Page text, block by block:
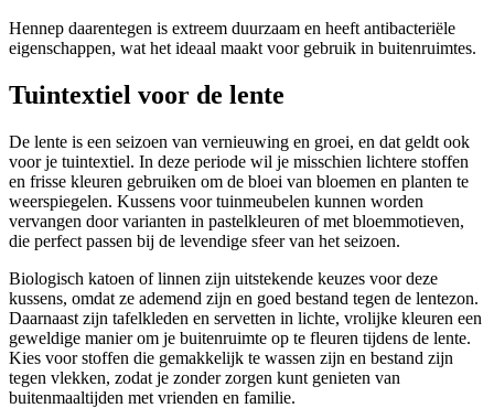
Hennep daarentegen is extreem duurzaam en heeft antibacteriële
eigenschappen, wat het ideaal maakt voor gebruik in buitenruimtes.
Tuintextiel voor de lente
De lente is een seizoen van vernieuwing en groei, en dat geldt ook
voor je tuintextiel. In deze periode wil je misschien lichtere stoffen
en frisse kleuren gebruiken om de bloei van bloemen en planten te
weerspiegelen. Kussens voor tuinmeubelen kunnen worden
vervangen door varianten in pastelkleuren of met bloemmotieven,
die perfect passen bij de levendige sfeer van het seizoen.
Biologisch katoen of linnen zijn uitstekende keuzes voor deze
kussens, omdat ze ademend zijn en goed bestand tegen de lentezon.
Daarnaast zijn tafelkleden en servetten in lichte, vrolijke kleuren een
geweldige manier om je buitenruimte op te fleuren tijdens de lente.
Kies voor stoffen die gemakkelijk te wassen zijn en bestand zijn
tegen vlekken, zodat je zonder zorgen kunt genieten van
buitenmaaltijden met vrienden en familie.